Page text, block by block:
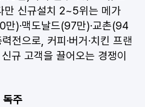
만 신규설치 2~5위는 메가
)·맥도날드(97만)·교촌(94
전으로, 커피·버거·치킨 프랜
규 고객을 끌어오는 경쟁이
주